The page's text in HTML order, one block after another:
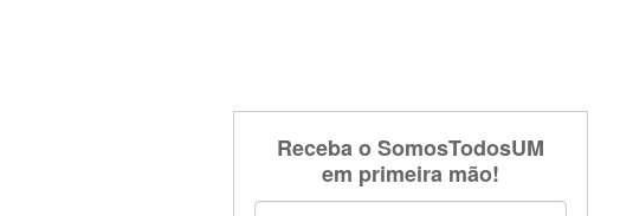
Receba o SomosTodosUM
em primeira mão!